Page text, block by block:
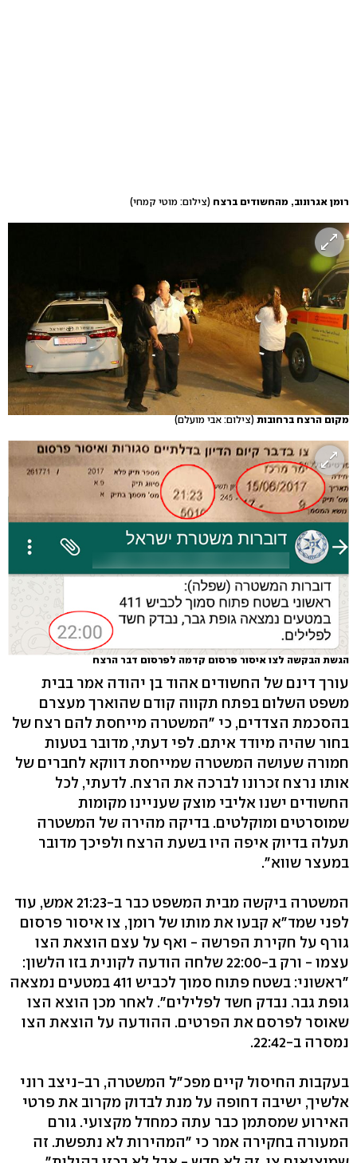
רומן אגרונוב, מהחשודים ברצח (צילום: מוטי קמחי)
מקום הרצח ברחובות(צילום: אבי מועלם)
הגשת הבקשה לצו איסור פרסום קדמה לפרסום דבר הרצח
עורך דינם של החשודים אהוד בן יהודה אמר בבית
משפט השלום בפתח תקווה קודם שהוארך מעצרם
בהסכמת הצדדים, כי "המשטרה מייחסת להם רצח של
בחור שהיה מיודד איתם. לפי דעתי, מדובר בטעות
חמורה שעושה המשטרה שמייחסת דווקא לחברים של
אותו נרצח זכרונו לברכה את הרצח. לדעתי, לכל
החשודים ישנו אליבי מוצק שעניינו מקומות
שמוסרטים ומוקלטים. בדיקה מהירה של המשטרה
תעלה בדיוק איפה היו בשעת הרצח ולפיכך מדובר
במעצר שווא".
המשטרה ביקשה מבית המשפט כבר ב-21:23 אמש, עוד
לפני שמד"א קבעו את מותו של רומן, צו איסור פרסום
גורף על חקירת הפרשה - ואף על עצם הוצאת הצו
עצמו - ורק ב-22:00 שלחה הודעה לקונית בזו הלשון:
"ראשוני: בשטח פתוח סמוך לכביש 411 במטעים נמצאה
גופת גבר. נבדק חשד לפלילים". לאחר מכן הוצא הצו
שאוסר לפרסם את הפרטים. ההודעה על הוצאת הצו
נמסרה ב-22:42.
בעקבות החיסול קיים מפכ"ל המשטרה, רב-ניצב רוני
אלשיך, ישיבה דחופה על מנת לבדוק מקרוב את פרטי
האירוע שמסתמן כבר עתה כמחדל מקצועי. גורם
המעורה בחקירה אמר כי "המהירות לא נתפשת. זה